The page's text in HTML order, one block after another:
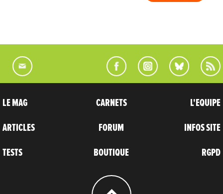
LE MAG
ARTICLES
TESTS
CARNETS
FORUM
BOUTIQUE
L'EQUIPE
INFOS SITE
RGPD